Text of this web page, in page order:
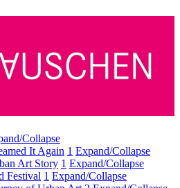
Collapse
It Again 1 Expand/Collapse
Art Story 1 Expand/Collapse
Festival 1 Expand/Collapse